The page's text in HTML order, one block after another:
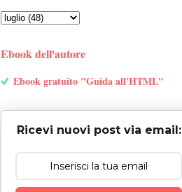
Ebook dell'autore
Ebook gratuito "Guida all'HTML"
Ricevi nuovi post via email: